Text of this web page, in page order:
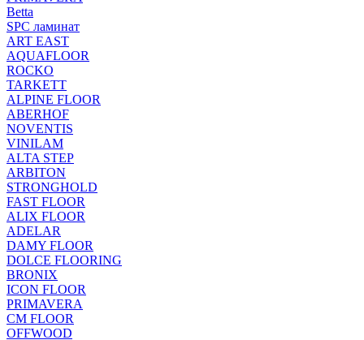
Betta
SPC ламинат
ART EAST
AQUAFLOOR
ROCKO
TARKETT
ALPINE FLOOR
ABERHOF
NOVENTIS
VINILAM
ALTA STEP
ARBITON
STRONGHOLD
FAST FLOOR
ALIX FLOOR
ADELAR
DAMY FLOOR
DOLCE FLOORING
BRONIX
ICON FLOOR
PRIMAVERA
CM FLOOR
OFFWOOD